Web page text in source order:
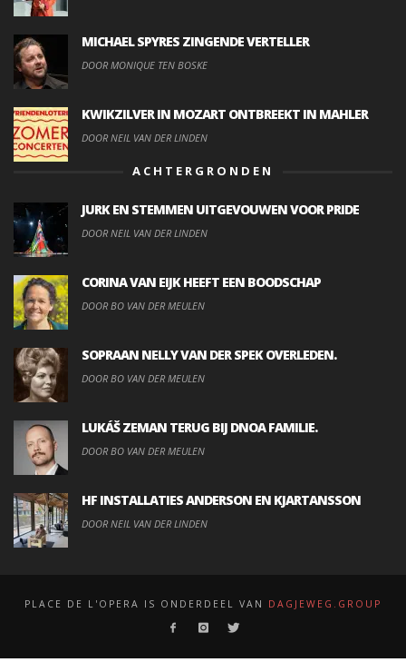
MICHAEL SPYRES ZINGENDE VERTELLER
DOOR MONIQUE TEN BOSKE
KWIKZILVER IN MOZART ONTBREEKT IN MAHLER
DOOR NEIL VAN DER LINDEN
ACHTERGRONDEN
JURK EN STEMMEN UITGEVOUWEN VOOR PRIDE
DOOR NEIL VAN DER LINDEN
CORINA VAN EIJK HEEFT EEN BOODSCHAP
DOOR BO VAN DER MEULEN
SOPRAAN NELLY VAN DER SPEK OVERLEDEN.
DOOR BO VAN DER MEULEN
LUKÁŠ ZEMAN TERUG BIJ DNOA FAMILIE.
DOOR BO VAN DER MEULEN
HF INSTALLATIES ANDERSON EN KJARTANSSON
DOOR NEIL VAN DER LINDEN
PLACE DE L'OPERA IS ONDERDEEL VAN DAGJEWEG.GROUP